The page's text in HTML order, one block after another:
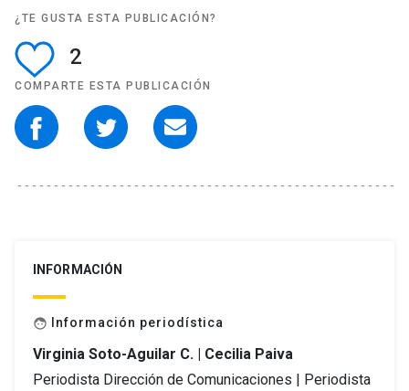
¿TE GUSTA ESTA PUBLICACIÓN?
2
COMPARTE ESTA PUBLICACIÓN
INFORMACIÓN
face Información periodística
Virginia Soto-Aguilar C. | Cecilia Paiva
Periodista Dirección de Comunicaciones | Periodista